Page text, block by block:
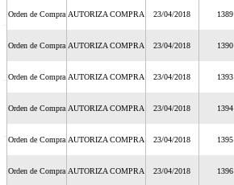
Orden de Compra AUTORIZA COMPRA 23/04/2018 1389
Orden de Compra AUTORIZA COMPRA 23/04/2018 1390
Orden de Compra AUTORIZA COMPRA 23/04/2018 1393
Orden de Compra AUTORIZA COMPRA 23/04/2018 1394
Orden de Compra AUTORIZA COMPRA 23/04/2018 1395
Orden de Compra AUTORIZA COMPRA 23/04/2018 1396